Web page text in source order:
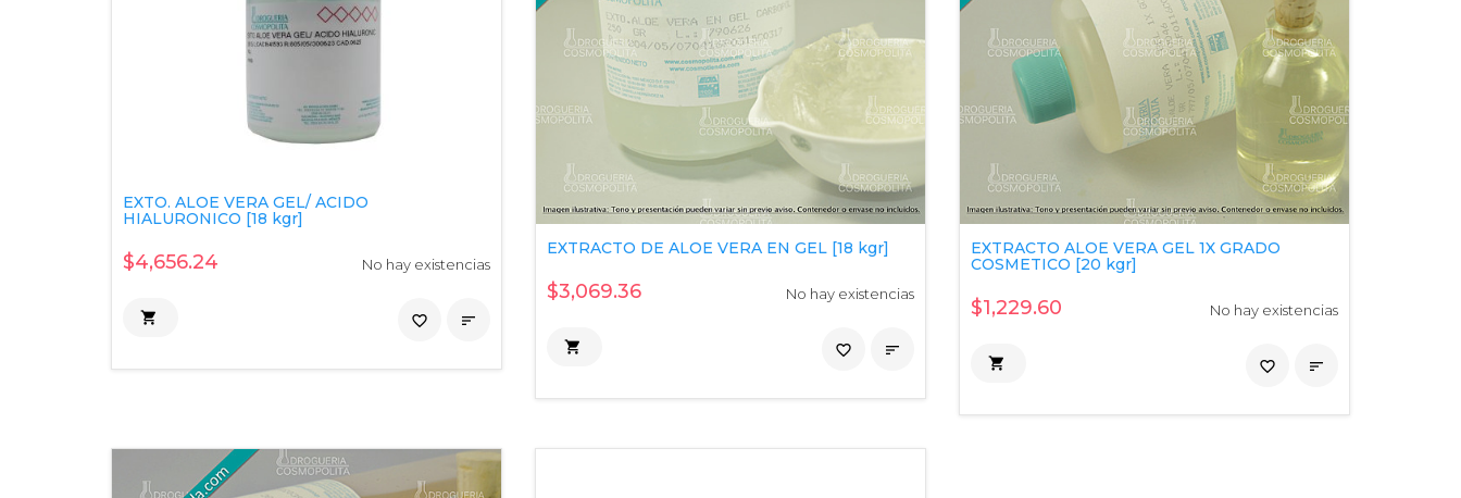
EXTO. ALOE VERA GEL/ ACIDO
HIALURONICO [18 kgr]
$4,656.24 No hay existencias
 
favorite_border
EXTRACTO DE ALOE VERA EN GEL [18 kgr]
$3,069.36 No hay existencias
 
favorite_border
EXTRACTO ALOE VERA GEL 1X GRADO
COSMETICO [20 kgr]
$1,229.60 No hay existencias
 
favorite_border